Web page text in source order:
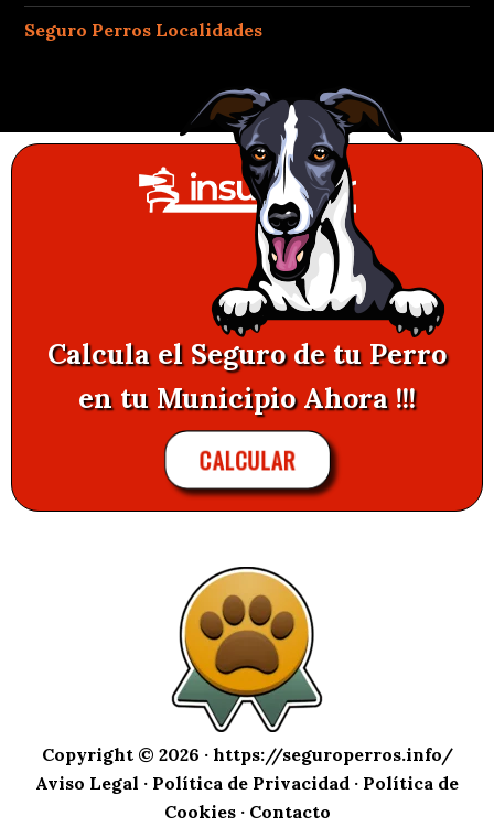
Seguro Perros Localidades
Calcula el Seguro de tu Perro
en tu Municipio Ahora !!!
CALCULAR
Copyright © 2026 · https://seguroperros.info/
Aviso Legal · Política de Privacidad · Política de
Cookies· Contacto